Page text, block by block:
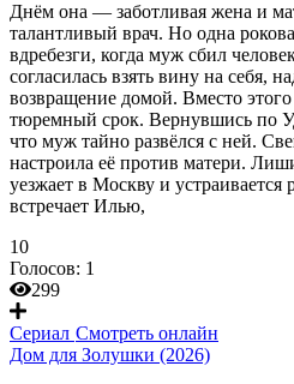
Днём она — заботливая жена и
талантливый врач. Но одна
вдребезги, когда муж сбил
согласилась взять вину на себя,
возвращение домой. Вместо
тюремный срок. Вернувшись по
что муж тайно развёлся с ней.
настроила её против матери.
уезжает в Москву и
встречает Илью,
10
Голосов: 1
299
Сериал Смотреть онлайн
Дом для Золушки (2026)